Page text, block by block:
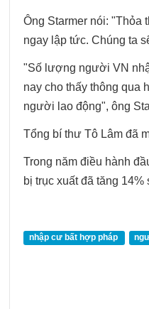
Ông Starmer nói: "Thỏa
ngay lập tức. Chúng ta
"Số lượng người VN
nay cho thấy thông qua
người lao động", ông
Tổng bí thư Tô Lâm đã
Trong năm điều hành
bị trục xuất đã tăng
nhập cư bất hợp pháp